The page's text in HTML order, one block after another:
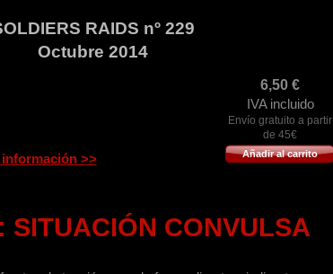
6,50 €
IVA incluido
Envío gratuito a partir
de 45€
Añadir al carrito
RAIDS nº 229
Octubre 2014
información >>
SITUACIÓN CONVULSA